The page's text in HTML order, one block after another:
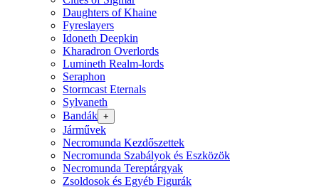
Daughters of Khaine
Fyreslayers
Idoneth Deepkin
Kharadron Overlords
Lumineth Realm-lords
Seraphon
Stormcast Eternals
Sylvaneth
Bandák +
Járművek
Necromunda Kezdőszettek
Necromunda Szabályok és Eszközök
Necromunda Tereptárgyak
Zsoldosok és Egyéb Figurák